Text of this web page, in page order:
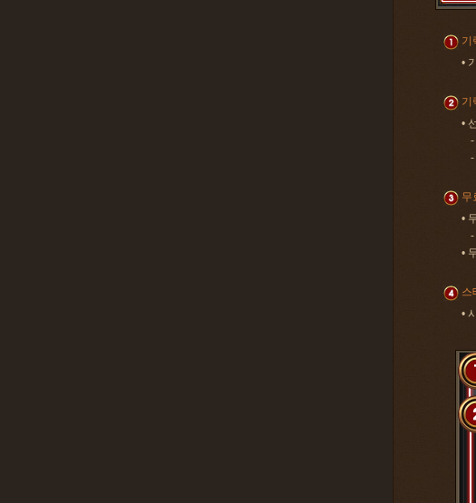
기
•
기
•
-
-
무
•
-
•
스
•